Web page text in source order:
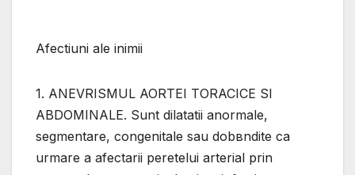
Afectiuni ale inimii
1. ANEVRISMUL AORTEI TORACICE SI
ABDOMINALE. Sunt dilatatii anormale,
segmentare, congenitale sau dobвndite ca
urmare a afectarii peretelui arterial prin